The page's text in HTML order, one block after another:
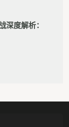
深度解析：